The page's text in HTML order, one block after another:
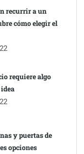
con
recurrir a un
cómo elegir el
requiere algo
y puertas de
opciones